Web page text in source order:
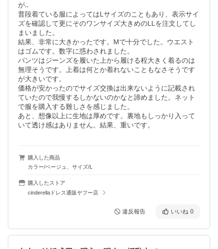
が‥
普段着ている服によってはLサイズのこともあり、表示サイ
ズを確認して更にそのワンサイズ大きめのLLを注文してし
まいました。
結果、非常に大きかったです。Mで十分でした。ウエスト
はゴムです。数字に惑わされました。
パンツはジーンズを履いた上から履ける程大きく着るのは
無理そうです。上着は何とか着れないこともなさそうです
が大きいです。
価格が安かったのでサイズ交換は出来ないように記載され
ていたので我慢するしかないのかなと諦めました。ネット
で服を購入する難しさを感じました。
あと、想像以上に生地は厚めです。裏地もしっかり入って
いて透け感はありません。結果、重いです。
購入した商品
カラー/ベージュ、サイズ/L
購入したストア
cinderellaドレス通販ヤフー店
違反報告 いいね 0